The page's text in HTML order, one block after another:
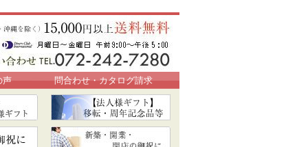
声 問合わせ・カタログ請求